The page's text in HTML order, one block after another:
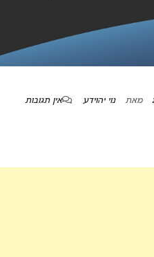
מאת נוי יהוידע אין תגובות